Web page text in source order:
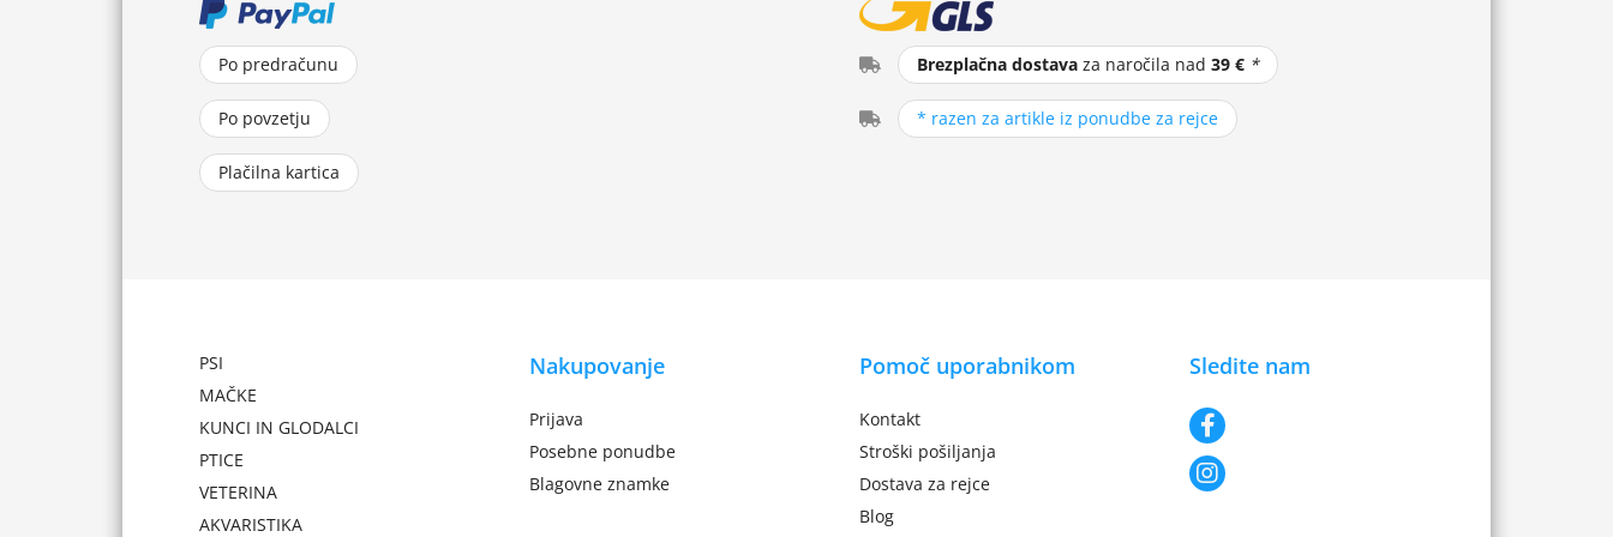
Po predračunu
Po povzetju
Plačilna kartica
Brezplačna dostavaza naročila nad 39 € *
* razen za artikle iz ponudbe za rejce
PSI
MAČKE
KUNCI IN GLODALCI
PTICE
VETERINA
AKVARISTIKA
Nakupovanje
Prijava
Posebne ponudbe
Blagovne znamke
Pomoč uporabnikom
Kontakt
Stroški pošiljanja
Dostava za rejce
Blog
Sledite nam